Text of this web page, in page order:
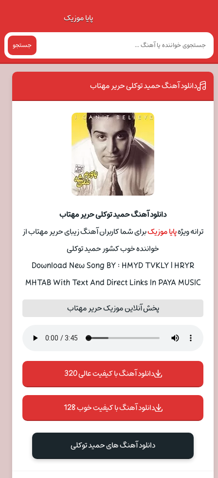
پایا موزیک
جستجو
دانلود آهنگ حمید توکلی حریر مهتاب
دانلود آهنگ حمید توکلی حریر مهتاب
ترانه ویژهپایا موزیکبرای شما کاربران آهنگ زیبای حریر مهتاب از
خواننده خوب کشور حمید توکلی
Download New Song BY : HMYD TVKLY | HRYR
MHTAB With Text And Direct Links In PAYA MUSIC
پخش آنلاین موزیک حریر مهتاب
دانلود آهنگ با کیفیت عالی 320
دانلود آهنگ با کیفیت خوب 128
دانلود آهنگ های حمید توکلی